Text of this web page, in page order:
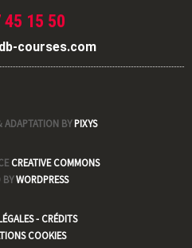
45 15 50
courses.com
ADAPTATION BYPIXYS
CREATIVE COMMONS
BYWORDPRESS
- CRÉDITS
COOKIES